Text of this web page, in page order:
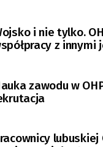
i nie tylko.
z innymi
zawodu w
lubuskiej